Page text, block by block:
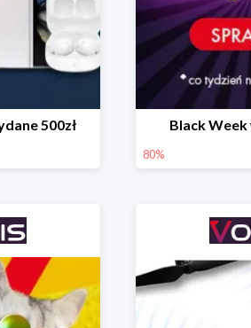
500zł Black Week
80%